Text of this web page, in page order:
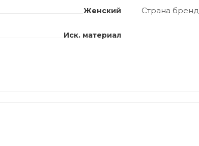
Женский Страна
Иск. материал